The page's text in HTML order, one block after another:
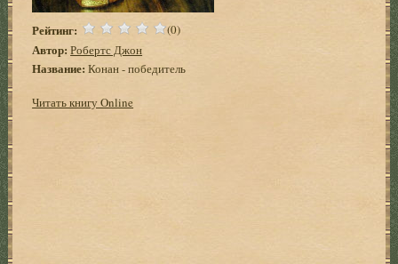
Рейтинг: (0)
Автор: Робертс Джон
Название: Конан - победитель
Читать книгу Online